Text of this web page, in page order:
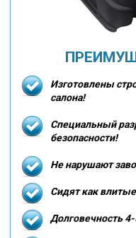
Изготовлены
салона!
Специальный
безопасности!
Не нарушают
Сидят как
Долговечность